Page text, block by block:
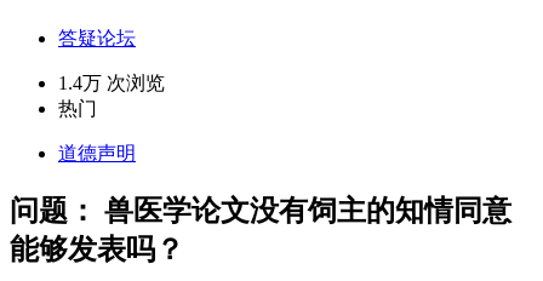
答疑论坛
1.4万 次浏览
热门
道德声明
问题： 兽医学论文没有饲主的知情同意
能够发表吗？